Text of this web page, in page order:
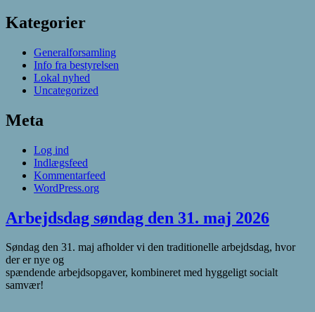
Kategorier
Generalforsamling
Info fra bestyrelsen
Lokal nyhed
Uncategorized
Meta
Log ind
Indlægsfeed
Kommentarfeed
WordPress.org
Arbejdsdag søndag den 31. maj 2026
Søndag den 31. maj afholder vi den traditionelle arbejdsdag, hvor
der er nye og
spændende arbejdsopgaver, kombineret med hyggeligt socialt
samvær!